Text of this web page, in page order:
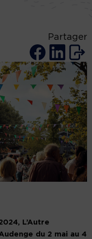
Partager
L’Autre
du 2 mai au 4